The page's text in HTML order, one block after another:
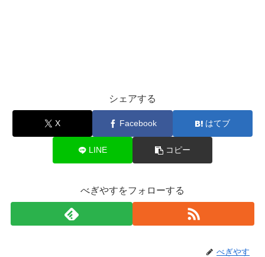
シェアする
X Facebook はてブ
LINE コピー
べぎやすをフォローする
べぎやす